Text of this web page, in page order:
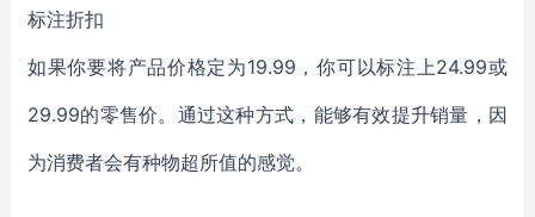
标注折扣
如果你要将产品价格定为19.99，你可以标注上24.99或
29.99的零售价。通过这种方式，能够有效提升销量，因
为消费者会有种物超所值的感觉。